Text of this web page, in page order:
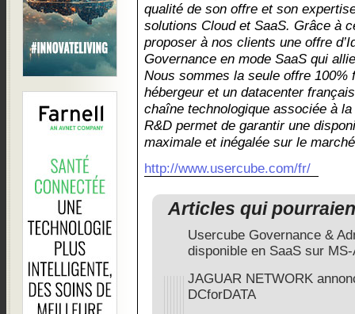
qualité de son offre et son
solutions Cloud et SaaS. Grâce à
proposer à nos clients une offre
Governance en mode SaaS qui
Nous sommes la seule offre 100%
hébergeur et un datacenter
chaîne technologique associée à
R&D permet de garantir une
maximale et inégalée sur le
http://www.usercube.com/fr/
Articles qui
Usercube Governance &
disponible en SaaS sur
JAGUAR NETWORK
DCforDATA